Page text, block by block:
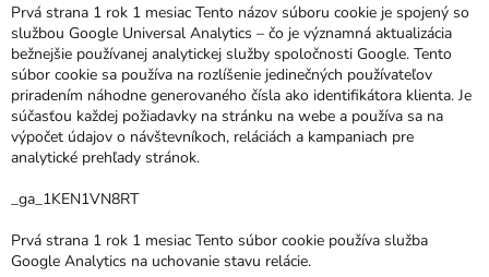
Prvá strana 1 rok 1 mesiac Tento názov súboru cookie je spojený so
službou Google Universal Analytics – čo je významná aktualizácia
bežnejšie používanej analytickej služby spoločnosti Google. Tento
súbor cookie sa používa na rozlíšenie jedinečných používateľov
priradením náhodne generovaného čísla ako identifikátora klienta. Je
súčasťou každej požiadavky na stránku na webe a používa sa na
výpočet údajov o návštevníkoch, reláciách a kampaniach pre
analytické prehľady stránok.
_ga_1KEN1VN8RT
Prvá strana 1 rok 1 mesiac Tento súbor cookie používa služba
Google Analytics na uchovanie stavu relácie.